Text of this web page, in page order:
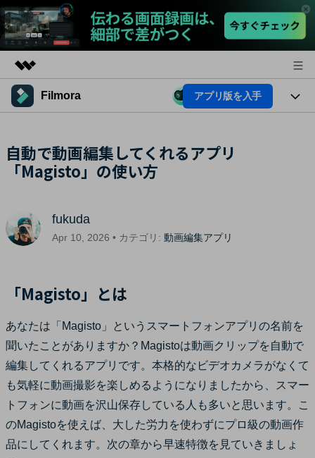
製品
ユーティリティ
概要
ソリューション
企業情報
サポート
Filmora アプリ版を入手
プラットフォーム
AI機能
AIヒント
活用法
Filmoraのユーザー層
動画編集のコツ
サポート
サポート
カスタマーサポート
ブランド紹介
購入する ログイン
検索
自動で動画編集してくれるアプリ
「Magisto」の使い方
fukuda
Apr 10, 2026 • カテゴリ: 動画編集アプリ
「Magisto」とは
あなたは「Magisto」というスマートフォンアプリの名前を
聞いたことがありますか？Magistoは動画クリップを自動で
編集してくれるアプリです。本格的なビデオカメラがなくて
も気軽に動画撮影を楽しめるようになりましたから、スマー
トフォンに動画を沢山保存している人も多いと思います。こ
のMagistoを使えば、大した労力を使わずにプロ級の動画作
品にしてくれます。次の章から早速特徴を見ていきましょ